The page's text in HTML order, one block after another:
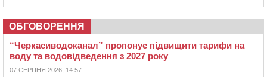
ОБГОВОРЕННЯ
“Черкасиводоканал” пропонує підвищити тарифи на
воду та водовідведення з 2027 року
07 СЕРПНЯ 2026, 14:57